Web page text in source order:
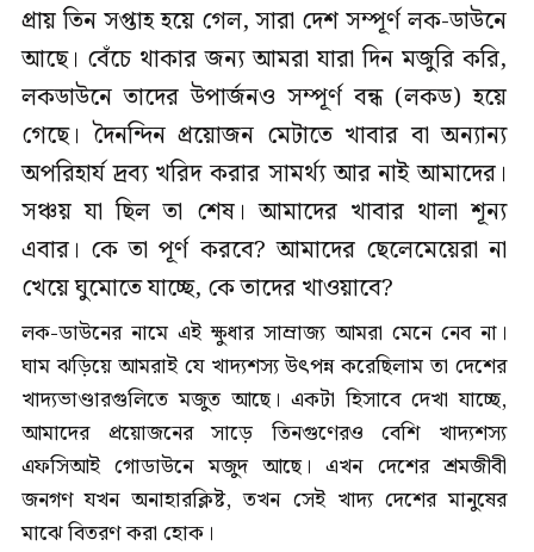
প্রায় তিন সপ্তাহ হয়ে গেল, সারা দেশ সম্পূর্ণ লক-ডাউনে
আছে। বেঁচে থাকার জন্য আমরা যারা দিন মজুরি করি,
লকডাউনে তাদের উপার্জনও সম্পূর্ণ বন্ধ (লকড) হয়ে
গেছে। দৈনন্দিন প্রয়োজন মেটাতে খাবার বা অন্যান্য
অপরিহার্য দ্রব্য খরিদ করার সামর্থ্য আর নাই আমাদের।
সঞ্চয় যা ছিল তা শেষ। আমাদের খাবার থালা শূন্য
এবার। কে তা পূর্ণ করবে? আমাদের ছেলেমেয়েরা না
খেয়ে ঘুমোতে যাচ্ছে, কে তাদের খাওয়াবে?
লক-ডাউনের নামে এই ক্ষুধার সাম্রাজ্য আমরা মেনে নেব না।
ঘাম ঝড়িয়ে আমরাই যে খাদ্যশস্য উৎপন্ন করেছিলাম তা দেশের
খাদ্যভাণ্ডারগুলিতে মজুত আছে। একটা হিসাবে দেখা যাচ্ছে,
আমাদের প্রয়োজনের সাড়ে তিনগুণেরও বেশি খাদ্যশস্য
এফসিআই গোডাউনে মজুদ আছে। এখন দেশের শ্রমজীবী
জনগণ যখন অনাহারক্লিষ্ট, তখন সেই খাদ্য দেশের মানুষের
মাঝে বিতরণ করা হোক।